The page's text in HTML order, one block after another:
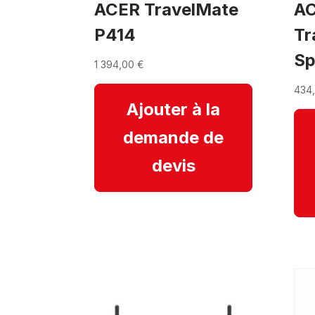
ACER TravelMate
P414
1 394,00€
Ajouter à la
demande de
devis